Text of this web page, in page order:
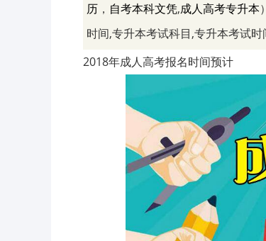
历 ， 自考本科文凭,成人高考专升本
时间,专升本考试科目,专升本考试
2018年成人高考报名时间预计